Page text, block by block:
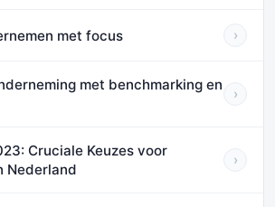
met focus ›
met benchmarking en
›
Cruciale Keuzes voor
Nederland
›